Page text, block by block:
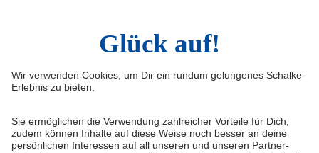
Widerruf Vertrag widerrufen
AGB
Cookie-Einstellungen
Datenschutzerklärung Impressum